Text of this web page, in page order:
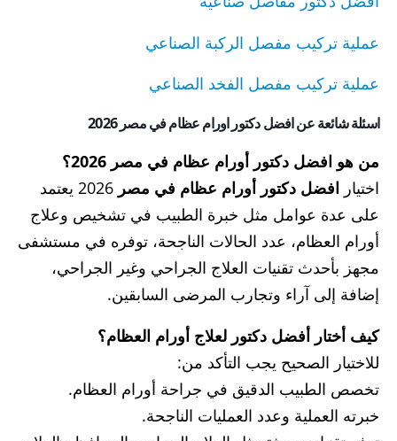
عملية تركيب مفصل الركبة الصناعي
عملية تركيب مفصل الفخد الصناعي
اسئلة شائعة عن افضل دكتور اورام عظام في مصر 2026
من هو افضل دكتور أورام عظام في مصر 2026؟
اختيار افضل دكتور أورام عظام في مصر
2026 يعتمد
على عدة عوامل مثل خبرة الطبيب في تشخيص وعلاج
أورام العظام، عدد الحالات الناجحة، توفره في مستشفى
مجهز بأحدث تقنيات العلاج الجراحي وغير الجراحي،
إضافة إلى آراء وتجارب المرضى السابقين.
كيف أختار أفضل دكتور لعلاج أورام العظام؟
للاختيار الصحيح يجب التأكد من:
تخصص الطبيب الدقيق في جراحة أورام العظام.
خبرته العملية وعدد العمليات الناجحة.